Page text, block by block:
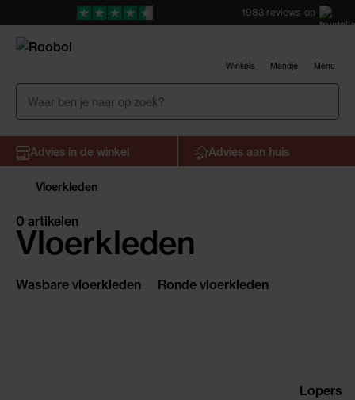
1983 reviews op
Winkels Mandje Menu
Advies in de winkel Advies aan huis
Vloerkleden
Vloerkleden
0 artikelen
Wasbare vloerkleden Ronde vloerkleden
Lopers